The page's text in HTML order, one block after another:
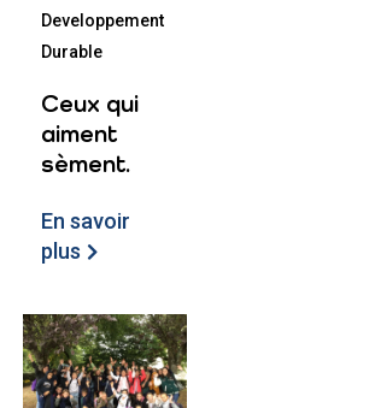
Developpement
Durable
Ceux qui
aiment
sèment.
En savoir
plus